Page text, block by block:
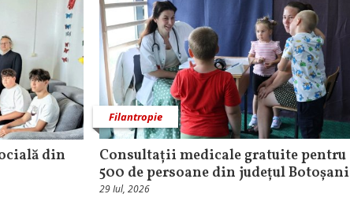
din
Filantropie
Consultații medicale gratuite pentru
500 de persoane din județul Botoșani
29 Iul, 2026